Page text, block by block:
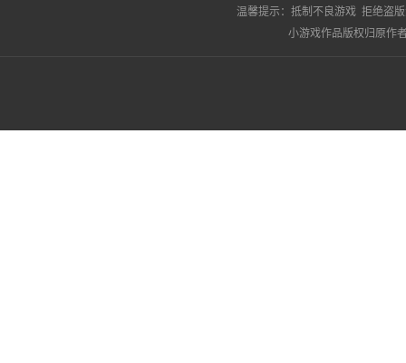
温馨提示： 抵制不良游戏 拒绝盗
小游戏作品版权归原作